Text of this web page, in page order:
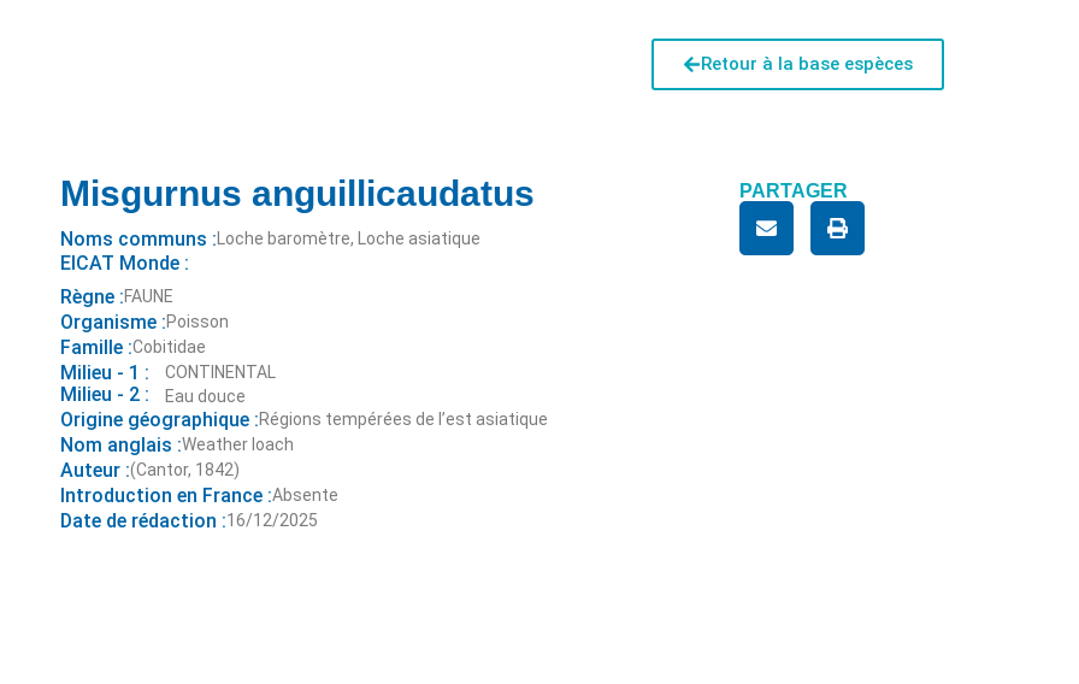
Retour à la base espèces
Misgurnus anguillicaudatus
Noms communs : Loche baromètre, Loche asiatique
EICAT Monde :
Règne :FAUNE
Organisme :Poisson
Famille :Cobitidae
Milieu - 1 : CONTINENTAL
Milieu - 2 : Eau douce
Origine géographique :Régions tempérées de l’est asiatique
Nom anglais :Weather loach
Auteur :(Cantor, 1842)
Introduction en France :Absente
Date de rédaction :16/12/2025
PARTAGER